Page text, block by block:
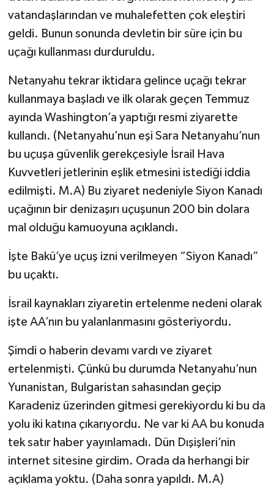
vatandaşlarından ve muhalefetten çok eleştiri
geldi. Bunun sonunda devletin bir süre için bu
uçağı kullanması durduruldu.
Netanyahu tekrar iktidara gelince uçağı tekrar
kullanmaya başladı ve ilk olarak geçen Temmuz
ayında Washington’a yaptığı resmi ziyarette
kullandı. (Netanyahu’nun eşi Sara Netanyahu’nun
bu uçuşa güvenlik gerekçesiyle İsrail Hava
Kuvvetleri jetlerinin eşlik etmesini istediği iddia
edilmişti. M.A) Bu ziyaret nedeniyle Siyon Kanadı
uçağının bir denizaşırı uçuşunun 200 bin dolara
mal olduğu kamuoyuna açıklandı.
İşte Bakü’ye uçuş izni verilmeyen “Siyon Kanadı”
bu uçaktı.
İsrail kaynakları ziyaretin ertelenme nedeni olarak
işte AA’nın bu yalanlanmasını gösteriyordu.
Şimdi o haberin devamı vardı ve ziyaret
ertelenmişti. Çünkü bu durumda Netanyahu’nun
Yunanistan, Bulgaristan sahasından geçip
Karadeniz üzerinden gitmesi gerekiyordu ki bu da
yolu iki katına çıkarıyordu. Ne var ki AA bu konuda
tek satır haber yayınlamadı. Dün Dışişleri’nin
internet sitesine girdim. Orada da herhangi bir
açıklama yoktu. (Daha sonra yapıldı. M.A)